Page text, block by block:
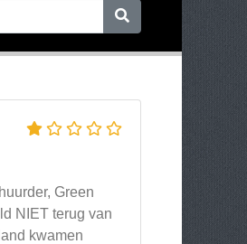
Green
NIET terug van
kwamen